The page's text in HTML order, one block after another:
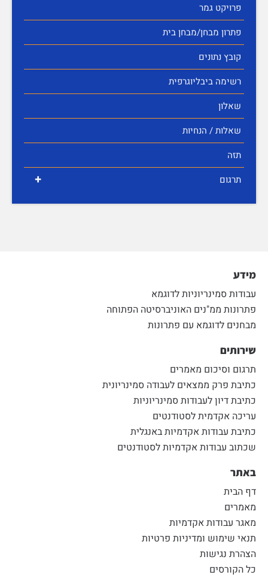
פרויקט גמר
פתרון מבחן/מבחן בית
קובץ נתונים
רשימה ביבליוגרפית
שאלון
שאלות / הנחיות
תזה
+ תרגום
מידע
עבודות סמינריוניות לדוגמא
פתרונות ממ"נים האוניברסיטה הפתוחה
מבחנים לדוגמא עם פתרונות
שירותים
תרגום וסיכום מאמרים
כתיבת פרק ממצאים לעבודה סמינריונית
כתיבת דיון לעבודות סמינריוניות
עריכה אקדמית לסטודנטים
כתיבת עבודות אקדמיות באנגלית
שכתוב עבודות אקדמיות לסטודנטים
באתר
דף הבית
מאמרים
מאגר עבודות אקדמיות
תנאי שימוש ומדיניות פרטיות
הצהרת נגישות
כל הקורסים